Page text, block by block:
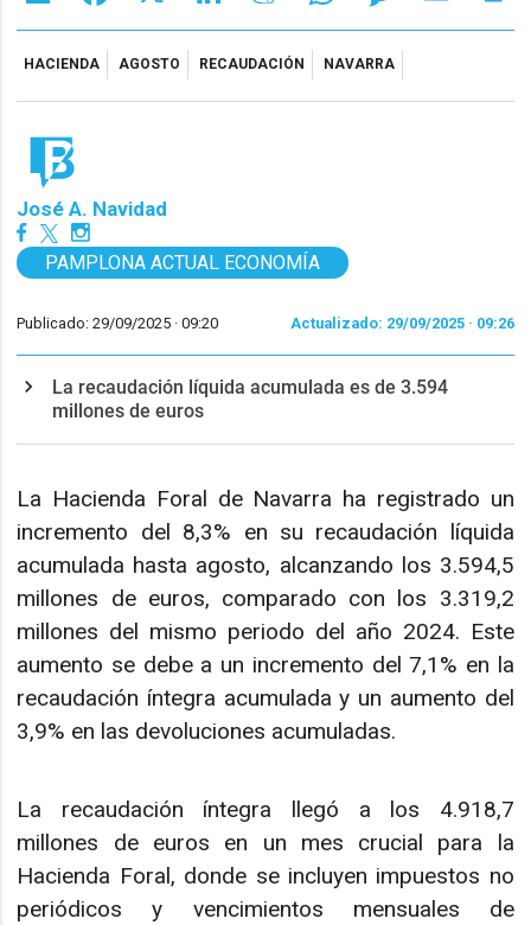
HACIENDA AGOSTO RECAUDACIÓN NAVARRA
José A. Navidad
PAMPLONA ACTUAL ECONOMÍA
Publicado: 29/09/2025 ·09:20 Actualizado: 29/09/2025 · 09:26
La recaudación líquida acumulada es de 3.594
millones de euros
La Hacienda Foral de Navarra ha registrado un
incremento del 8,3% en su recaudación líquida
acumulada hasta agosto, alcanzando los 3.594,5
millones de euros, comparado con los 3.319,2
millones del mismo periodo del año 2024. Este
aumento se debe a un incremento del 7,1% en la
recaudación íntegra acumulada y un aumento del
3,9% en las devoluciones acumuladas.
La recaudación íntegra llegó a los 4.918,7
millones de euros en un mes crucial para la
Hacienda Foral, donde se incluyen impuestos no
periódicos y vencimientos mensuales de